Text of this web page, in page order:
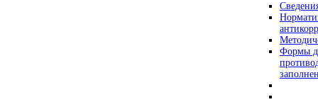
Формы